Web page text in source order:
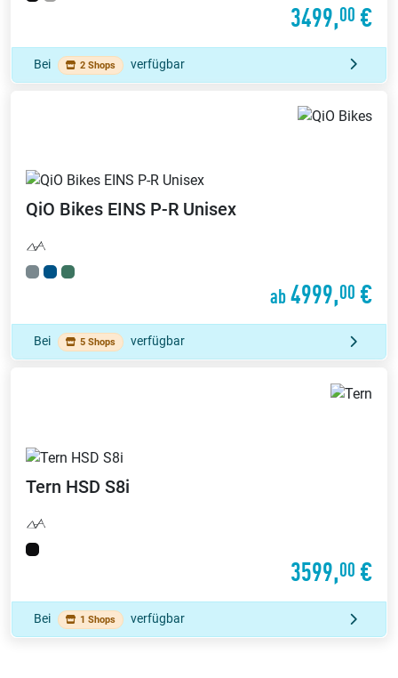
3499,00 €
Bei 2 Shops verfügbar
QiO Bikes EINS P-R Unisex
ab4999,00 €
Bei 5 Shops verfügbar
Tern HSD S8i
3599,00 €
Bei 1 Shops verfügbar